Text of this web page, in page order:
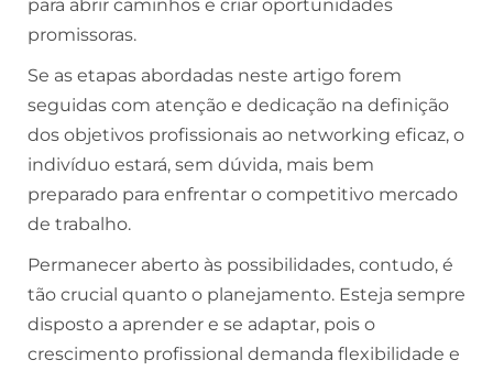
para abrir caminhos e criar oportunidades
promissoras.
Se as etapas abordadas neste artigo forem
seguidas com atenção e dedicação na definição
dos objetivos profissionais ao networking eficaz, o
indivíduo estará, sem dúvida, mais bem
preparado para enfrentar o competitivo mercado
de trabalho.
Permanecer aberto às possibilidades, contudo, é
tão crucial quanto o planejamento. Esteja sempre
disposto a aprender e se adaptar, pois o
crescimento profissional demanda flexibilidade e